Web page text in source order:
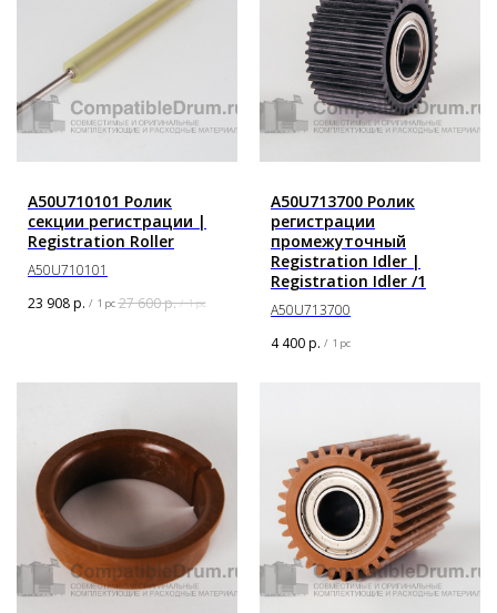
A50U710101 Ролик
секции регистрации |
Registration Roller
A50U710101
23 908р. / 1 pc 27 600р. / 1 pc
A50U713700 Ролик
регистрации
промежуточный
Registration Idler |
Registration Idler /1
A50U713700
4 400р. / 1 pc